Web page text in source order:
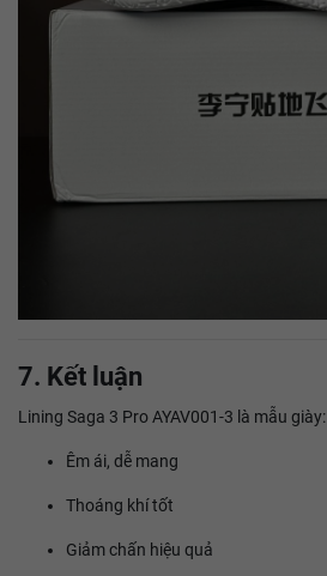
7. Kết luận
Lining Saga 3 Pro AYAV001-3 là mẫu giày:
Êm ái, dễ mang
Thoáng khí tốt
Giảm chấn hiệu quả